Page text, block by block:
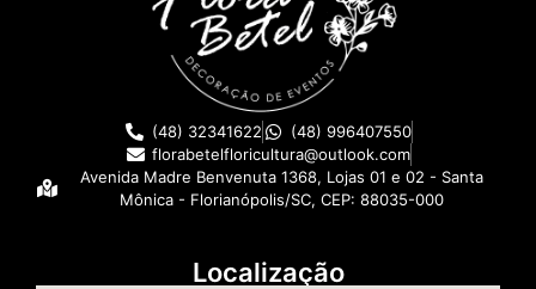
(48) 32341622
(48) 996407550
florabetelfloricultura@outlook.com
Avenida Madre Benvenuta 1368, Lojas 01 e 02 - Santa
Mônica - Florianópolis/SC, CEP: 88035-000
Localização